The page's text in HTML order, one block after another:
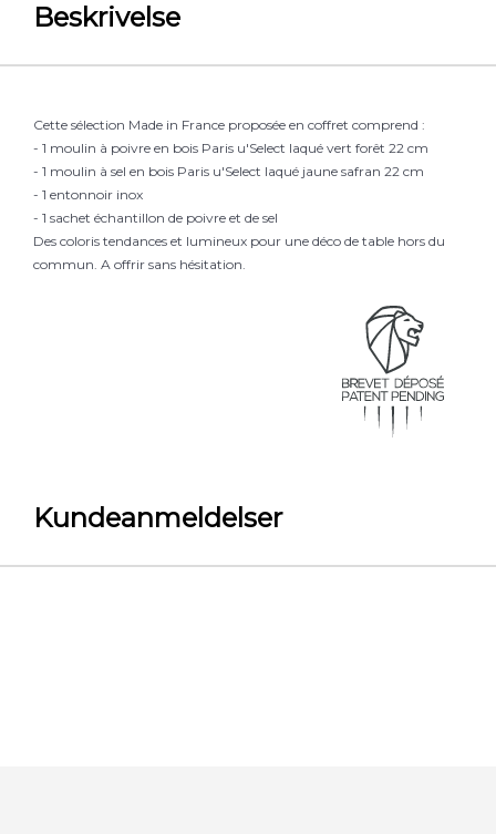
Beskrivelse
Cette sélection Made in France proposée en coffret comprend :
- 1 moulin à poivre en bois Paris u'Select laqué vert forêt 22 cm
- 1 moulin à sel en bois Paris u'Select laqué jaune safran 22 cm
- 1 entonnoir inox
- 1 sachet échantillon de poivre et de sel
Des coloris tendances et lumineux pour une déco de table hors du
commun. A offrir sans hésitation.
Kundeanmeldelser